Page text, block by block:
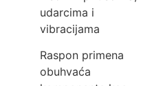
udarcima i
vibracijama
Raspon primena
obuhvaća